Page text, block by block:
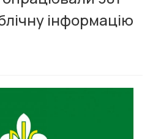
інформацію